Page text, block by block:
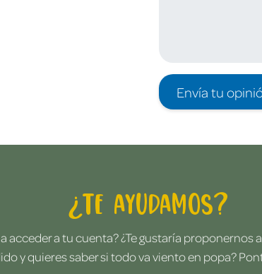
Envía tu
¿Te ayudamos?
acceder a tu cuenta? ¿Te gustaría
y quieres saber si todo va viento en popa?